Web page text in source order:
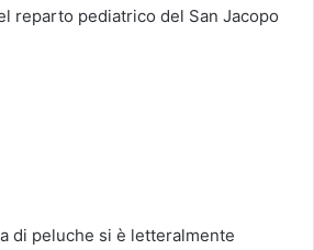
reparto pediatrico del San Jacopo
di peluche si è letteralmente